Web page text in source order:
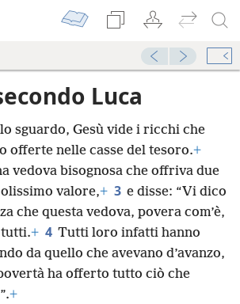
Luca
sguardo, Gesù vide i ricchi che
offerte nelle casse del tesoro.+
vedova bisognosa che offriva due
valore,+ 3 e disse: “Vi dico
che questa vedova, povera com’è,
+ 4 Tutti loro infatti hanno
da quello che avevano d’avanzo,
ha offerto tutto ciò che
+